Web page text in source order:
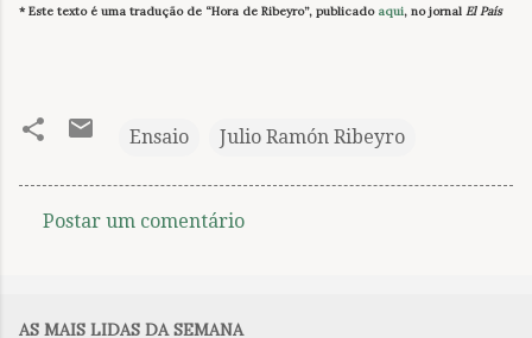
* Este texto é uma tradução de “Hora de Ribeyro”, publicado aqui, no jornal El País
Ensaio Julio Ramón Ribeyro
Postar um comentário
AS MAIS LIDAS DA SEMANA